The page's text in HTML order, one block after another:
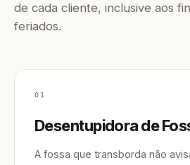
de cada cliente, inclusive aos
feriados.
01
Desentupidora de
A fossa que transborda não